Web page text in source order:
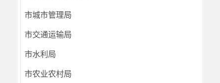
市城市管理局
市交通运输局
市水利局
市农业农村局